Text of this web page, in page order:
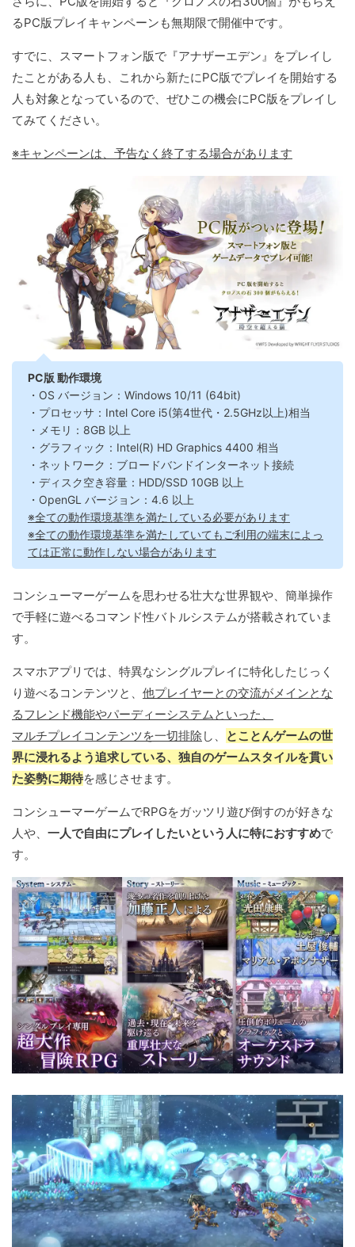
るPC版プレイキャンペーンも無期限で開催中です。
すでに、スマートフォン版で『アナザーエデン』をプレイし
たことがある人も、これから新たにPC版でプレイを開始する
人も対象となっているので、ぜひこの機会にPC版をプレイし
てみてください。
※キャンペーンは、予告なく終了する場合があります
PC版 動作環境
・OS バージョン：Windows 10/11 (64bit)
・プロセッサ：Intel Core i5(第4世代・2.5GHz以上)相当
・メモリ：8GB 以上
・グラフィック：Intel(R) HD Graphics 4400 相当
・ネットワーク：ブロードバンドインターネット接続
・ディスク空き容量：HDD/SSD 10GB 以上
・OpenGL バージョン：4.6 以上
※全ての動作環境基準を満たしている必要があります
※全ての動作環境基準を満たしていてもご利用の端末によっ
ては正常に動作しない場合があります
コンシューマーゲームを思わせる壮大な世界観や、簡単操作
で手軽に遊べるコマンド性バトルシステムが搭載されていま
す。
スマホアプリでは、特異なシングルプレイに特化したじっく
り遊べるコンテンツと、 他プレイヤーとの交流がメインとな
るフレンド機能やパーディーシステムといった、
マルチプレイコンテンツを一切排除し、
とことんゲームの世
界に浸れるよう追求している、独自のゲームスタイルを貫い
た姿勢に期待を感じさせます。
コンシューマーゲームでRPGをガッツリ遊び倒すのが好きな
人や、 一人で自由にプレイしたいという人に特におすすめで
す。